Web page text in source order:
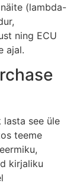
(lambda-
ning ECU
ajal.
see üle
teeme
kirjaliku